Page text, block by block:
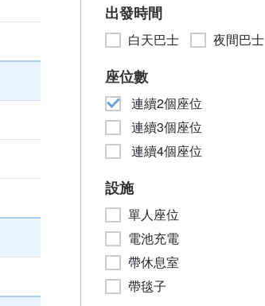
出發時間
白天巴士 夜間巴士
座位數
連續2個座位
連續3個座位
連續4個座位
設施
單人座位
電池充電
帶休息室
帶毯子